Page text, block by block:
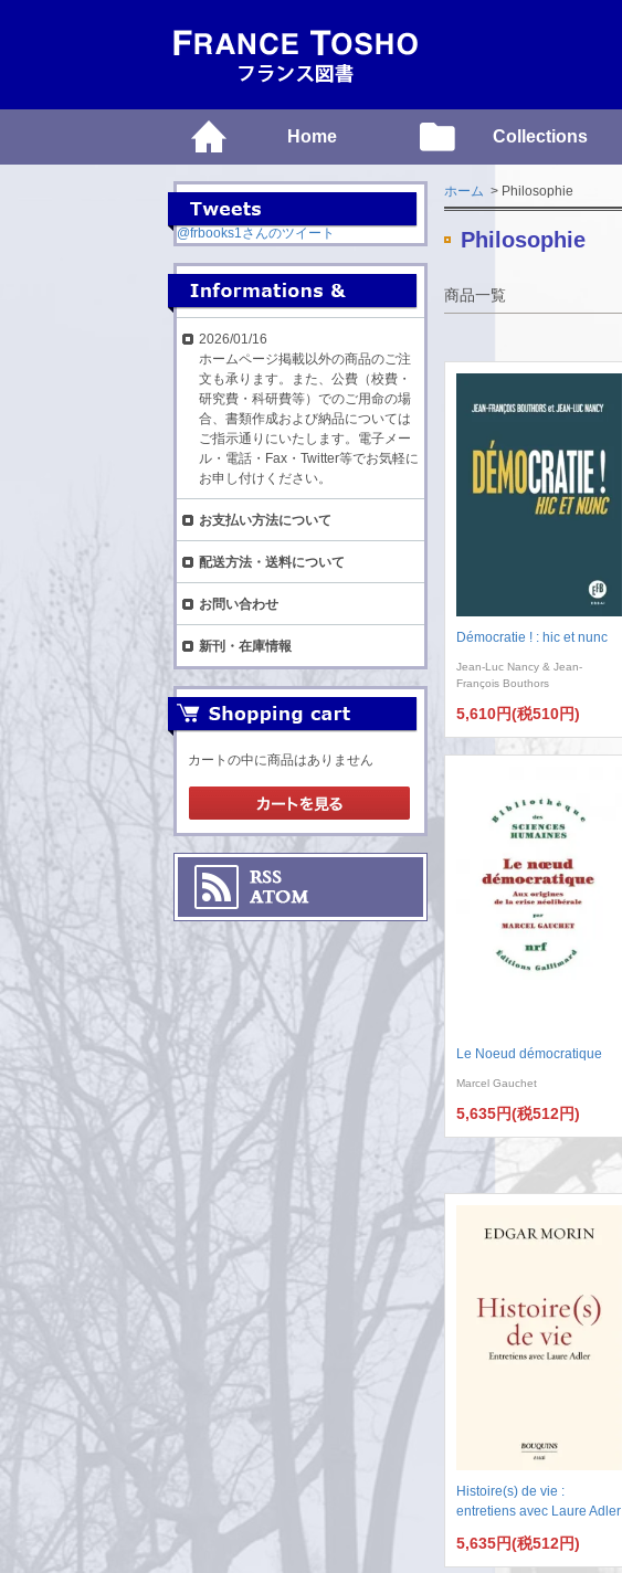
Home Collections
ホーム > Philosophie
Philosophie
商品一覧
Démocratie ! : hic et nunc
Jean-Luc Nancy & Jean-
François Bouthors
5,610円(税510円)
Le Noeud démocratique
Marcel Gauchet
5,635円(税512円)
Histoire(s) de vie :
entretiens avec Laure Adler
5,635円(税512円)
@frbooks1さんのツイート
2026/01/16
ホームページ掲載以外の商品のご注
文も承ります。また、公費（校費・
研究費・科研費等）でのご用命の場
合、書類作成および納品については
ご指示通りにいたします。電子メー
ル・電話・Fax・Twitter等でお気軽に
お申し付けください。
お支払い方法について
配送方法・送料について
お問い合わせ
新刊・在庫情報
カートの中に商品はありません